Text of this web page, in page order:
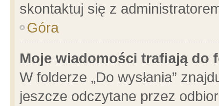
skontaktuj się z
Góra
Moje wiadomości trafiają do
W folderze „Do wysłania”
jeszcze odczytane przez